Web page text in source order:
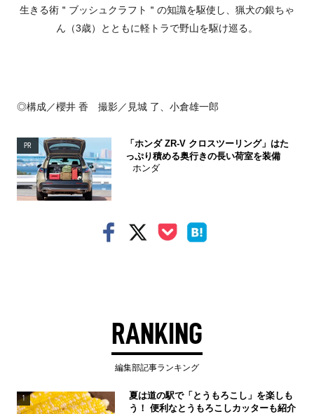
生きる術＂ブッシュクラフト＂の知識を駆使し、猟犬の銀ちゃ
ん（3歳）とともに軽トラで野山を駆け巡る。
◎構成／櫻井 香 撮影／見城 了、小倉雄一郎
PR
「ホンダ ZR-V クロスツーリング」はた
っぷり積める奥行きの長い荷室を装備
ホンダ
RANKING
編集部記事ランキング
1
夏は道の駅で「とうもろこし」を楽しも
う！ 便利なとうもろこしカッターも紹介